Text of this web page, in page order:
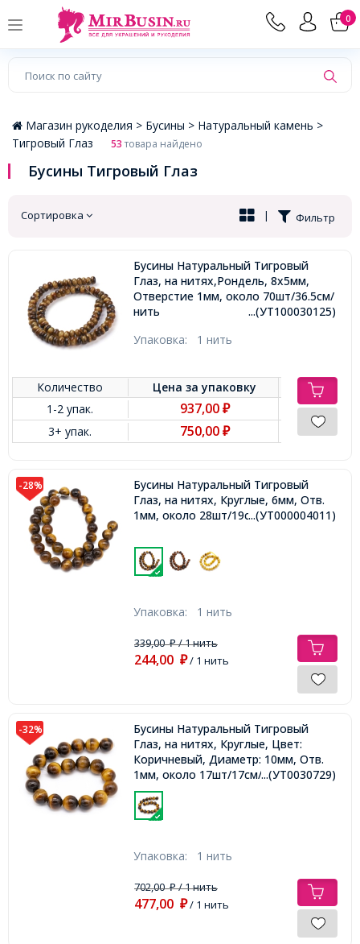
0
×
Магазин рукоделия > Бусины > Натуральный камень >
Тигровый Глаз
53товара найдено
Бусины Тигровый Глаз
Сортировка Фильтр
|
Бусины Натуральный Тигровый
Глаз, на нитях,Рондель, 8х5мм,
Отверстие 1мм, около 70шт/36.5см/
нить
...(УТ100030125)
Упаковка: 1 нить
Количество Цена заупаковку
1-2 упак.
937,00 ₽
3+ упак. 750,00 ₽
-28%
Бусины Натуральный Тигровый
Глаз, на нитях, Круглые, 6мм, Отв.
1мм, около 28шт/19см/нить,...(УТ000004011)
Упаковка: 1 нить
339,00₽/ 1 нить
244,00 ₽/ 1 нить
-32%
Бусины Натуральный Тигровый
Глаз, на нитях, Круглые, Цвет:
Коричневый, Диаметр: 10мм, Отв.
1мм, около 17шт/17см/нить,...(УТ0030729)
Упаковка: 1 нить
702,00₽/ 1 нить
477,00 ₽/ 1 нить